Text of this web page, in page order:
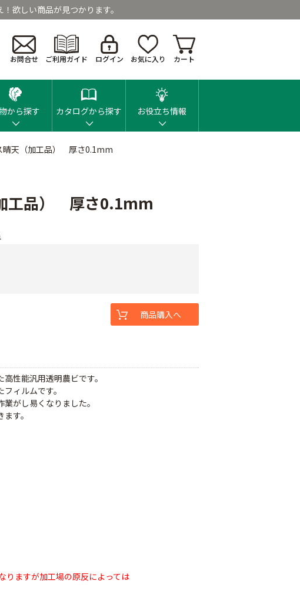
欲しい商品が見つかります。
お問合せ ご利用ガイド ログイン お気に入り カート
から探す カタログから探す お役立ち情報
天（加工品） 厚さ0.1mm
工品） 厚さ0.1mm
性能汎用透明農ビです。
ィルムです。
がし易くなりました。
す。
ますが加工場の原反によっては
商品購入へ